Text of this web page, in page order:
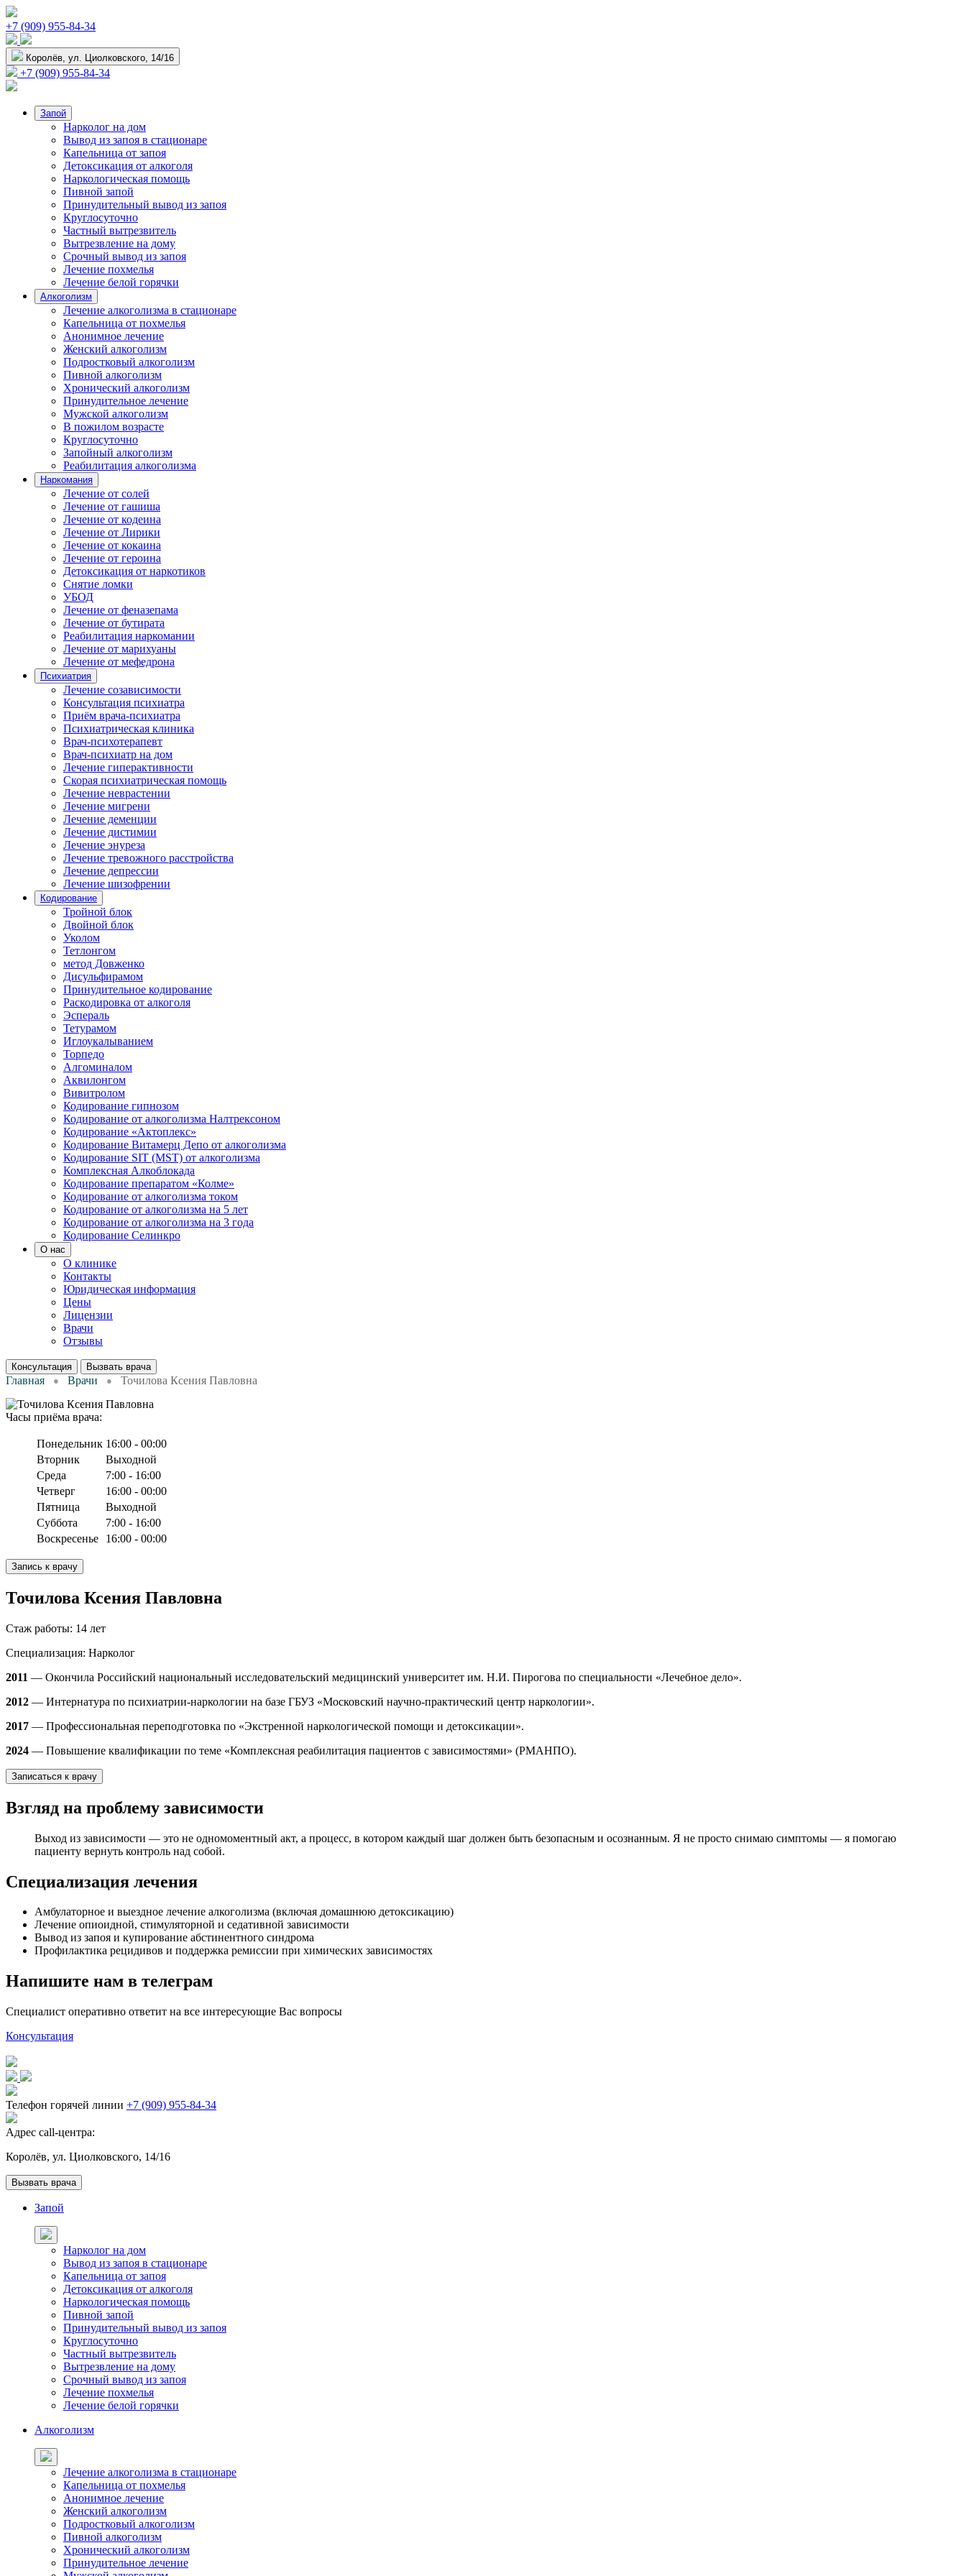
+7 (909) 955-84-34
Королёв, ул. Циолковского, 14/16
+7 (909) 955-84-34
Запой
Нарколог на дом
Вывод из запоя в стационаре
Капельница от запоя
Детоксикация от алкоголя
Наркологическая помощь
Пивной запой
Принудительный вывод из запоя
Круглосуточно
Частный вытрезвитель
Вытрезвление на дому
Срочный вывод из запоя
Лечение похмелья
Лечение белой горячки
Алкоголизм
Лечение алкоголизма в стационаре
Капельница от похмелья
Анонимное лечение
Женский алкоголизм
Подростковый алкоголизм
Пивной алкоголизм
Хронический алкоголизм
Принудительное лечение
Мужской алкоголизм
В пожилом возрасте
Круглосуточно
Запойный алкоголизм
Реабилитация алкоголизма
Наркомания
Лечение от солей
Лечение от гашиша
Лечение от кодеина
Лечение от Лирики
Лечение от кокаина
Лечение от героина
Детоксикация от наркотиков
Снятие ломки
УБОД
Лечение от феназепама
Лечение от бутирата
Реабилитация наркомании
Лечение от марихуаны
Лечение от мефедрона
Психиатрия
Лечение созависимости
Консультация психиатра
Приём врача-психиатра
Психиатрическая клиника
Врач-психотерапевт
Врач-психиатр на дом
Лечение гиперактивности
Скорая психиатрическая помощь
Лечение неврастении
Лечение мигрени
Лечение деменции
Лечение дистимии
Лечение энуреза
Лечение тревожного расстройства
Лечение депрессии
Лечение шизофрении
Кодирование
Тройной блок
Двойной блок
Уколом
Тетлонгом
метод Довженко
Дисульфирамом
Принудительное кодирование
Раскодировка от алкоголя
Эспераль
Тетурамом
Иглоукалыванием
Торпедо
Алгоминалом
Аквилонгом
Вивитролом
Кодирование гипнозом
Кодирование от алкоголизма Налтрексоном
Кодирование «Актоплекс»
Кодирование Витамерц Депо от алкоголизма
Кодирование SIT (MST) от алкоголизма
Комплексная Алкоблокада
Кодирование препаратом «Колме»
Кодирование от алкоголизма током
Кодирование от алкоголизма на 5 лет
Кодирование от алкоголизма на 3 года
Кодирование Селинкро
О нас
О клинике
Контакты
Юридическая информация
Цены
Лицензии
Врачи
Отзывы
Консультация Вызвать врача
Главная Врачи Точилова Ксения Павловна
Часы приёма врача:
Понедельник 16:00 - 00:00
Вторник
Выходной
Среда
7:00 - 16:00
Четверг
16:00 - 00:00
Пятница
Выходной
Суббота
7:00 - 16:00
Воскресенье
16:00 - 00:00
Запись к врачу
Точилова Ксения Павловна
Стаж работы: 14 лет
Специализация: Нарколог
2011 — Окончила Российский национальный исследовательский медицинский университет им. Н.И. Пирогова по специальности «Лечебное дело».
2012 — Интернатура по психиатрии-наркологии на базе ГБУЗ «Московский научно-практический центр наркологии».
2017 — Профессиональная переподготовка по «Экстренной наркологической помощи и детоксикации».
2024 — Повышение квалификации по теме «Комплексная реабилитация пациентов с зависимостями» (РМАНПО).
Записаться к врачу
Взгляд на проблему зависимости
Выход из зависимости — это не одномоментный акт, а процесс, в котором каждый шаг должен быть безопасным и осознанным. Я не просто снимаю симптомы — я помогаю
пациенту вернуть контроль над собой.
Специализация лечения
Амбулаторное и выездное лечение алкоголизма (включая домашнюю детоксикацию)
Лечение опиоидной, стимуляторной и седативной зависимости
Вывод из запоя и купирование абстинентного синдрома
Профилактика рецидивов и поддержка ремиссии при химических зависимостях
Напишите нам в телеграм
Специалист оперативно ответит на все интересующие Вас вопросы
Консультация
Телефон горячей линии +7 (909) 955-84-34
Адрес call-центра:
Королёв, ул. Циолковского, 14/16
Вызвать врача
Запой
Нарколог на дом
Вывод из запоя в стационаре
Капельница от запоя
Детоксикация от алкоголя
Наркологическая помощь
Пивной запой
Принудительный вывод из запоя
Круглосуточно
Частный вытрезвитель
Вытрезвление на дому
Срочный вывод из запоя
Лечение похмелья
Лечение белой горячки
Алкоголизм
Лечение алкоголизма в стационаре
Капельница от похмелья
Анонимное лечение
Женский алкоголизм
Подростковый алкоголизм
Пивной алкоголизм
Хронический алкоголизм
Принудительное лечение